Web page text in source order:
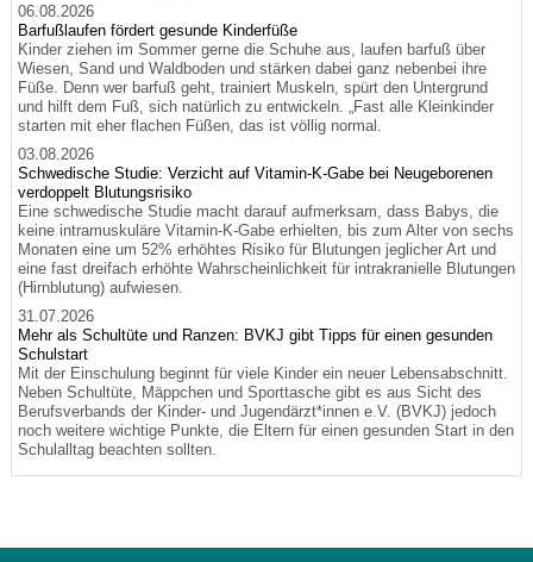
06.08.2026
Barfußlaufen fördert gesunde Kinderfüße
Kinder ziehen im Sommer gerne die Schuhe aus, laufen barfuß über
Wiesen, Sand und Waldboden und stärken dabei ganz nebenbei ihre
Füße. Denn wer barfuß geht, trainiert Muskeln, spürt den Untergrund
und hilft dem Fuß, sich natürlich zu entwickeln. „Fast alle Kleinkinder
starten mit eher flachen Füßen, das ist völlig normal.
03.08.2026
Schwedische Studie: Verzicht auf Vitamin-K-Gabe bei Neugeborenen
verdoppelt Blutungsrisiko
Eine schwedische Studie macht darauf aufmerksam, dass Babys, die
keine intramuskuläre Vitamin-K-Gabe erhielten, bis zum Alter von sechs
Monaten eine um 52% erhöhtes Risiko für Blutungen jeglicher Art und
eine fast dreifach erhöhte Wahrscheinlichkeit für intrakranielle Blutungen
(Hirnblutung) aufwiesen.
31.07.2026
Mehr als Schultüte und Ranzen: BVKJ gibt Tipps für einen gesunden
Schulstart
Mit der Einschulung beginnt für viele Kinder ein neuer Lebensabschnitt.
Neben Schultüte, Mäppchen und Sporttasche gibt es aus Sicht des
Berufsverbands der Kinder- und Jugendärzt*innen e.V. (BVKJ) jedoch
noch weitere wichtige Punkte, die Eltern für einen gesunden Start in den
Schulalltag beachten sollten.